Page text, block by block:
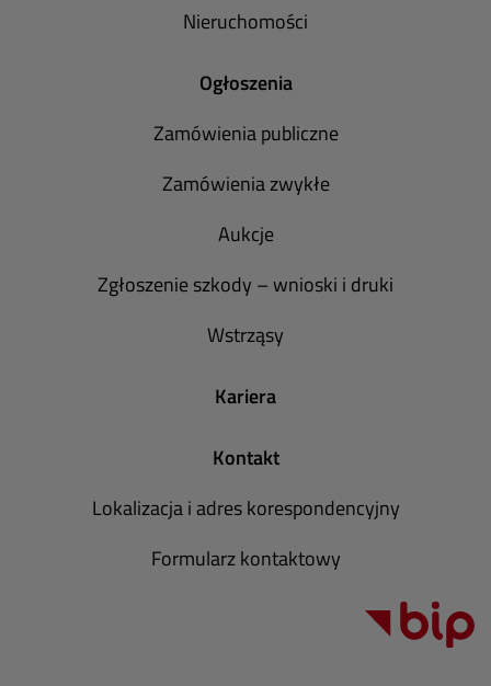
Nieruchomości
Ogłoszenia
Zamówienia publiczne
Zamówienia zwykłe
Aukcje
Zgłoszenie szkody – wnioski i druki
Wstrząsy
Kariera
Kontakt
Lokalizacja i adres korespondencyjny
Formularz kontaktowy